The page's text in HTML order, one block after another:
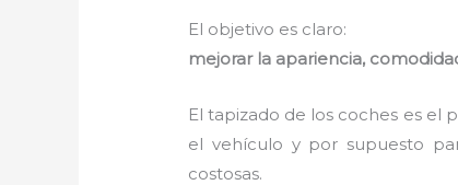
El objetivo es claro:
mejorar la apariencia,
El tapizado de los coches es el
el vehículo y por supuesto
costosas.